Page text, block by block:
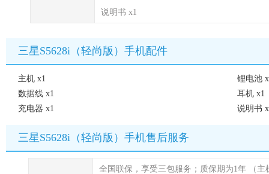
说明书 x1
三星S5628i（轻尚版）手机配件
主机 x1
锂电池
数据线 x1
耳机 x1
充电器 x1
说明书
三星S5628i（轻尚版）手机售后服务
全国联保，享受三包服务；质保期为1年 （